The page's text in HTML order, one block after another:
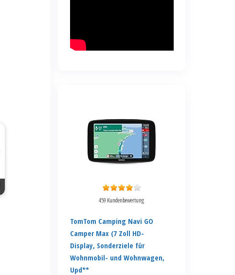
459 Kundenbewertung
TomTom Camping Navi GO
Camper Max (7 Zoll HD-
Display, Sonderziele für
Wohnmobil- und Wohnwagen,
Upd**